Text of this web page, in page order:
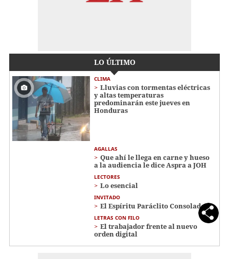
LO ÚLTIMO
CLIMA
Lluvias con tormentas eléctricas
y altas temperaturas
predominarán este jueves en
Honduras
AGALLAS
Que ahí le llega en carne y hueso
a la audiencia le dice Aspra a JOH
LECTORES
Lo esencial
INVITADO
El Espíritu Paráclito Consolador
LETRAS CON FILO
El trabajador frente al nuevo
orden digital